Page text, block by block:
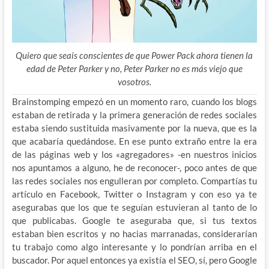
Quiero que seais conscientes de que Power Pack ahora tienen la
edad de Peter Parker y no, Peter Parker no es más viejo que
vosotros.
Brainstomping empezó en un momento raro, cuando los blogs
estaban de retirada y la primera generación de redes sociales
estaba siendo sustituida masivamente por la nueva, que es la
que acabaría quedándose. En ese punto extraño entre la era
de las páginas web y los «agregadores» -en nuestros inicios
nos apuntamos a alguno, hede reconocer-, poco antes de que
las redes sociales nos engulleran por completo. Compartías tu
artículo en Facebook, Twitter o Instagram y con eso ya te
asegurabas que los que te seguían estuvieran al tanto de lo
que publicabas. Google te aseguraba que, si tus textos
estaban bien escritos y no hacias marranadas, considerarían
tu trabajo como algo interesante y lo pondrían arriba en el
buscador. Por aquel entonces ya existía el SEO, sí, pero Google